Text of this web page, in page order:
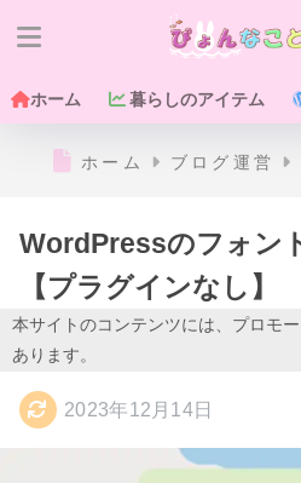
ホーム 暮らしのアイテム
ホーム ブログ運営
WordPressのフォン
【プラグインなし】
本サイトのコンテンツには、プロモ
あります。
2023年12月14日